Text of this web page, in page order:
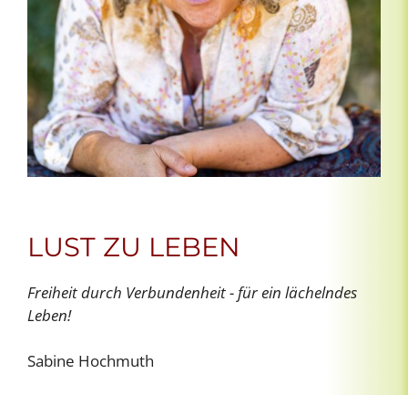
LUST ZU LEBEN
Freiheit durch Verbundenheit - für ein lächelndes
Leben!
Sabine Hochmuth